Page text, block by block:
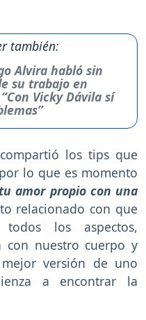
también:
Alvira habló sin
su trabajo en
Vicky Dávila sí
los tips que
lo que es momento
amor propio con una
relacionado con que
los aspectos,
con nuestro cuerpo y
versión de uno
a encontrar la